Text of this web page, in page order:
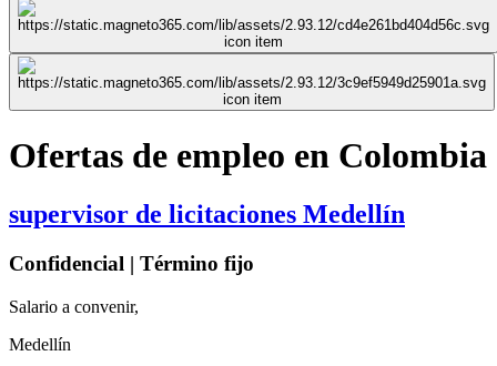
Ofertas de empleo en Colombia
supervisor de licitaciones Medellín
Confidencial | Término fijo
Salario a convenir,
Medellín